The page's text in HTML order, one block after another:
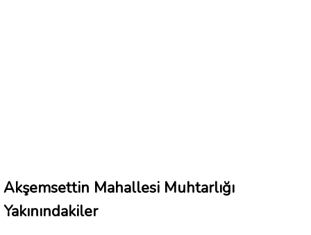
Akşemsettin Mahallesi Muhtarlığı
Yakınındakiler